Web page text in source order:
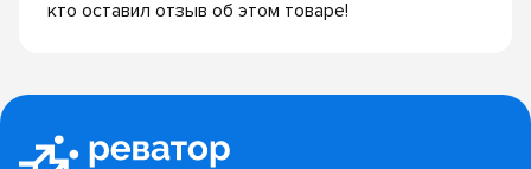
кто оставил отзыв об этом товаре!